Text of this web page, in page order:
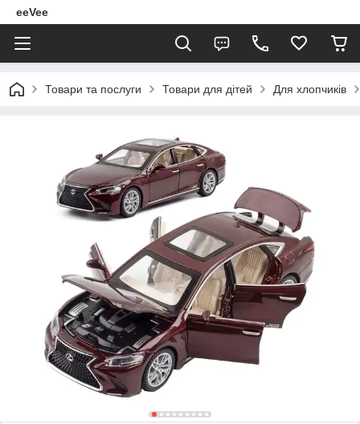
eeVee
Товари та послуги Товари для дітей Для хлопчиків